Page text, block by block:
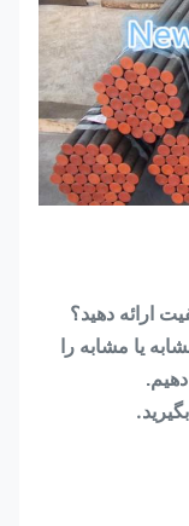
یا مشابه را